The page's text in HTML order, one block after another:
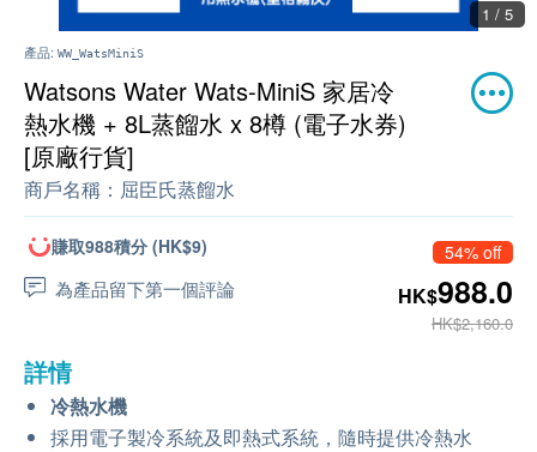
1 / 5
產品: WW_WatsMiniS
Watsons Water Wats-MiniS 家居冷
熱水機 + 8L蒸餾水 x 8樽 (電子水券)
[原廠行貨]
商戶名稱： 屈臣氏蒸餾水
賺取988積分 (HK$9)
為產品留下第一個評論
54% off
HK$988.0
HK$2,160.0
詳情
冷熱水機
採用電子製冷系統及即熱式系統，隨時提供冷熱水